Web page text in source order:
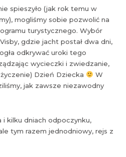
spieszyło (jak rok temu w
mogliśmy sobie pozwolić na
turystycznego. Wybór
gdzie jacht postał dwa dni,
odkrywać uroki tego
wycieczki i zwiedzanie,
Dzień Dziecka
W
jak zawsze niezawodny
kilku dniach odpoczynku,
tym razem jednodniowy, rejs z